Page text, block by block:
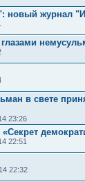
новый журнал
в свете
23:26
22:51
22:32